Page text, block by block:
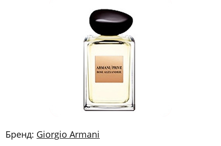
Бренд: Giorgio Armani